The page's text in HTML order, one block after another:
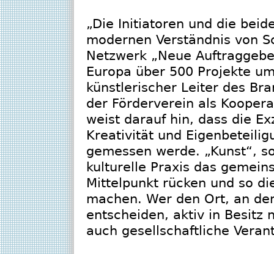
„Die Initiatoren und die
modernen Verständnis von
Netzwerk „Neue
Europa über 500 Projekte
künstlerischer Leiter des
der Förderverein als
weist darauf hin, dass die
Kreativität und
gemessen werde. „Kunst“,
kulturelle Praxis das
Mittelpunkt rücken und so
machen. Wer den Ort, an
entscheiden, aktiv in Besitz
auch gesellschaftliche